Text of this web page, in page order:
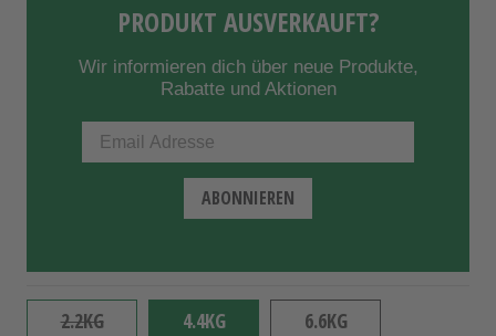
PRODUKT AUSVERKAUFT?
Wir informieren dich über neue Produkte,
Rabatte und Aktionen
2.2KG 4.4KG 6.6KG